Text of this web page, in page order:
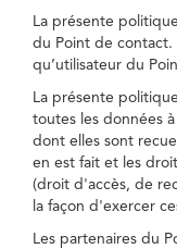
La présente
du Point de contact.
qu’utilisateur du
La présente
toutes les données
dont elles sont
en est fait et les
(droit d'accès, de
la façon d'exercer
Les partenaires du